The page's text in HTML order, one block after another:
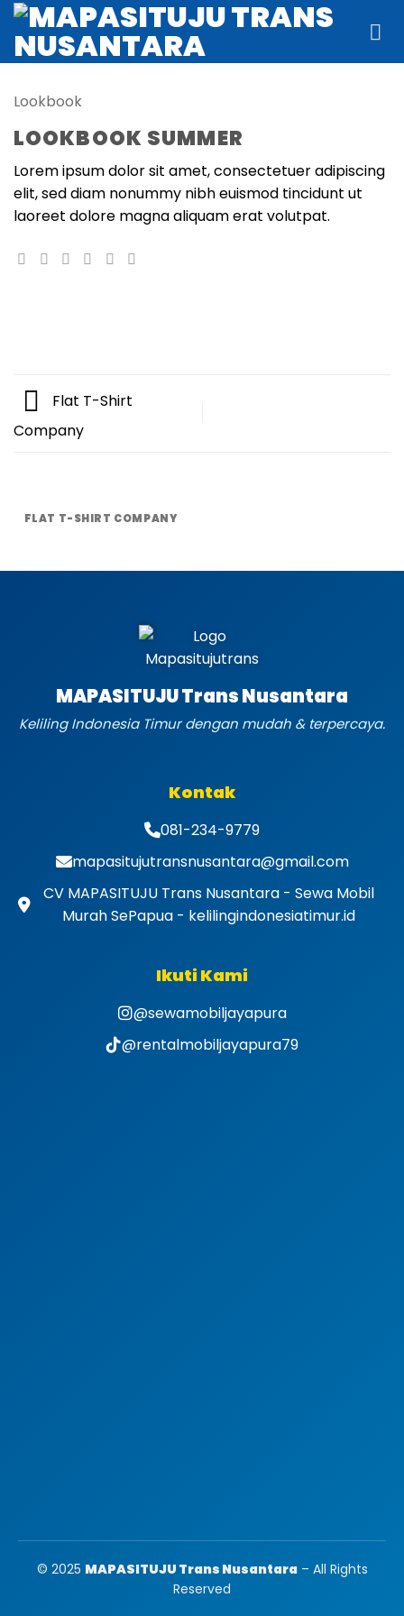
Skip
content
Lookbook
LOOKBOOK SUMMER
Lorem ipsum dolor sit amet, consectetuer adipiscing
elit, sed diam nonummy nibh euismod tincidunt ut
laoreet dolore magna aliquam erat volutpat.
Flat T-Shirt
Company
FLAT T-SHIRT COMPANY
MAPASITUJU Trans Nusantara
Keliling Indonesia Timur dengan mudah & terpercaya.
Kontak
081-234-9779
mapasitujutransnusantara@gmail.com
CV MAPASITUJU Trans Nusantara - Sewa Mobil
Murah SePapua - kelilingindonesiatimur.id
Ikuti Kami
@sewamobiljayapura
@rentalmobiljayapura79
© 2025 MAPASITUJU Trans Nusantara– All Rights
Reserved